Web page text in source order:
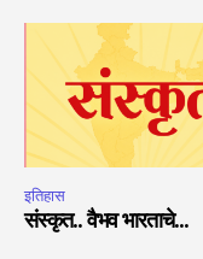
इतिहास
संस्कृत.. वैभव भारताचे…